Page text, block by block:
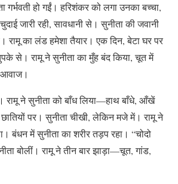
गर्भवती हो गईं। हरिशंकर को लगा उनका बच्चा,
जारी रही, सावधानी से। सुनीता की जवानी
रामू का लंड हमेशा तैयार। एक दिन, बेटा घर पर
से। रामू ने सुनीता का मुँह बंद किया, चूत में
रामू ने सुनीता को बाँध लिया—हाथ बाँधे, आँखें
पर। सुनीता चीखी, लेकिन मजे में। रामू ने
बंधन में सुनीता का शरीर तड़प रहा। “चोदो
बोलीं। रामू ने तीन बार झाड़ा—चूत, गांड,